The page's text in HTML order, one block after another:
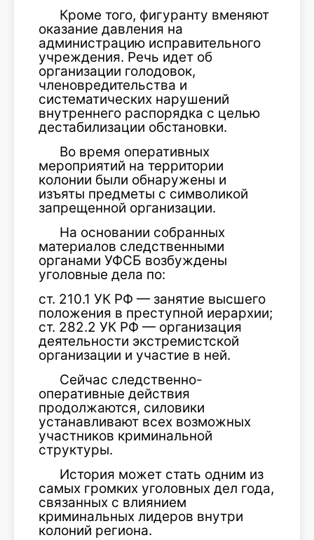
Кроме того, фигуранту вменяют
оказание давления на
администрацию исправительного
учреждения. Речь идет об
организации голодовок,
членовредительства и
систематических нарушений
внутреннего распорядка с целью
дестабилизации обстановки.
Во время оперативных
мероприятий на территории
колонии были обнаружены и
изъяты предметы с символикой
запрещенной организации.
На основании собранных
материалов следственными
органами УФСБ возбуждены
уголовные дела по:
ст. 210.1 УК РФ — занятие высшего
положения в преступной иерархии;
ст. 282.2 УК РФ — организация
деятельности экстремистской
организации и участие в ней.
Сейчас следственно-
оперативные действия
продолжаются, силовики
устанавливают всех возможных
участников криминальной
структуры.
История может стать одним из
самых громких уголовных дел года,
связанных с влиянием
криминальных лидеров внутри
колоний региона.